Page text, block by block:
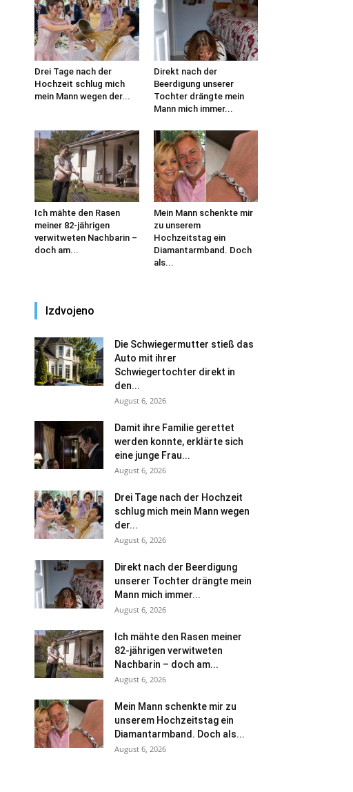
Drei Tage nach der
Hochzeit schlug mich
mein Mann wegen der...
Direkt nach der
Beerdigung unserer
Tochter drängte mein
Mann mich immer...
Ich mähte den Rasen
meiner 82-jährigen
verwitweten Nachbarin –
doch am...
Mein Mann schenkte mir
zu unserem
Hochzeitstag ein
Diamantarmband. Doch
als...
Izdvojeno
Die Schwiegermutter stieß das
Auto mit ihrer
Schwiegertochter direkt in
den...
August 6, 2026
Damit ihre Familie gerettet
werden konnte, erklärte sich
eine junge Frau...
August 6, 2026
Drei Tage nach der Hochzeit
schlug mich mein Mann wegen
der...
August 6, 2026
Direkt nach der Beerdigung
unserer Tochter drängte mein
Mann mich immer...
August 6, 2026
Ich mähte den Rasen meiner
82-jährigen verwitweten
Nachbarin – doch am...
August 6, 2026
Mein Mann schenkte mir zu
unserem Hochzeitstag ein
Diamantarmband. Doch als...
August 6, 2026